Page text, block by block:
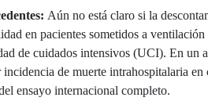
Aún no está claro si la
en pacientes sometidos a
de cuidados intensivos (UCI). En un
incidencia de muerte intrahospitalaria
ensayo internacional completo.